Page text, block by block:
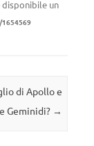
disponibile un
di Apollo e
Geminidi? →